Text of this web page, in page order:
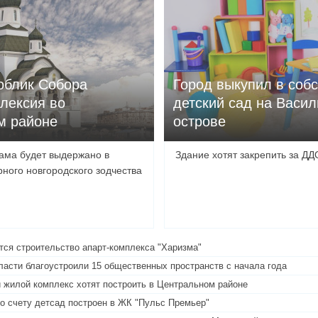
Собора
во
районе
будет выдержано в
новгородского зодчества
Город выкупил в
детский сад на
острове
Здание хотят закрепить за
строительство апарт-комплекса "Харизма"
благоустроили 15 общественных пространств с начала года
комплекс хотят построить в Центральном районе
счету детсад построен в ЖК "Пульс Премьер"